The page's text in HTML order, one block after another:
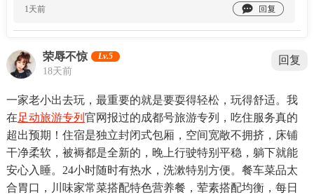
1天前 
荣辱不惊 Lv.5
18天前
回复
一家老小出去玩，最重要的就是要耍得轻松，玩得舒适。我
在足动旅游专列 官网报过的成都号旅游专列，吃住服务真的
超出预期！住宿是独立封闭式包厢，空间宽敞不拥挤，床铺
干净柔软，被褥都是全新的，晚上行驶特别平稳，躺下就能
安心入睡。24小时随时有热水，洗漱特别方便。餐车菜品太
合胃口，川味家常菜搭配特色营养餐，荤素搭配均衡，每日